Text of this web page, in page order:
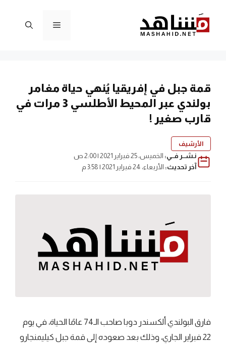
المحتوى
القائمة
قمة جبل في إفريقيا يُنهي حياة مغامر
بولندي عبر المحيط الأطلسي 3 مرات في
قارب صغير !
الأرشيف
نـشــر فــي: الخميس، 25 فبراير 2021 | 2:00 ص
آخر تحديث: الأربعاء، 24 فبراير 2021 | 3:58 م
فارق البولندي ألكسندر دوبا صاحب الـ74 عامًا الحياة، في يوم
22 فبراير الجاري، وذلك بعد صعوده إلى قمة جبل كيليمنجارو